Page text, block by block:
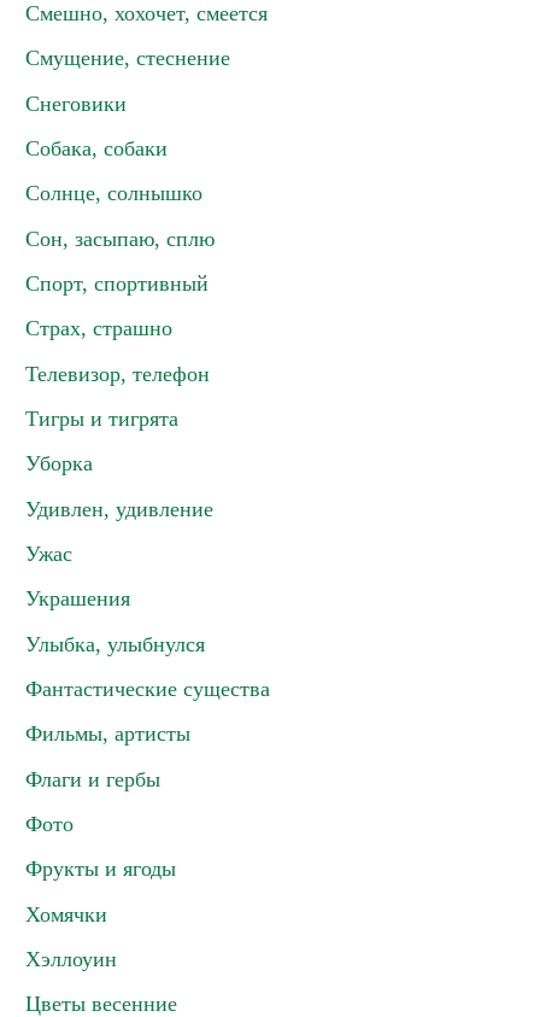
Смешно, хохочет, смеется
Смущение, стеснение
Снеговики
Собака, собаки
Солнце, солнышко
Сон, засыпаю, сплю
Спорт, спортивный
Страх, страшно
Телевизор, телефон
Тигры и тигрята
Уборка
Удивлен, удивление
Ужас
Украшения
Улыбка, улыбнулся
Фантастические существа
Фильмы, артисты
Флаги и гербы
Фото
Фрукты и ягоды
Хомячки
Хэллоуин
Цветы весенние